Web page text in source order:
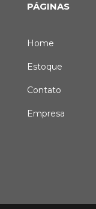
PÁGINAS
Home
Estoque
Contato
Empresa